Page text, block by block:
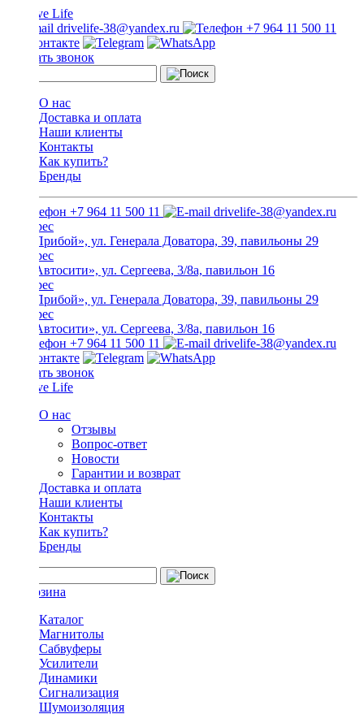
drivelife-38@yandex.ru +7 964 11 500 11
Заказать звонок
О нас
Доставка и оплата
Наши клиенты
Контакты
Как купить?
Бренды
+7 964 11 500 11 drivelife-38@yandex.ru
ТЦ «Прибой», ул. Генерала Доватора, 39, павильоны 29
ТЦ «Автосити», ул. Сергеева, 3/8а, павильон 16
ТЦ «Прибой», ул. Генерала Доватора, 39, павильоны 29
ТЦ «Автосити», ул. Сергеева, 3/8а, павильон 16
+7 964 11 500 11
drivelife-38@yandex.ru
Заказать звонок
О нас
Отзывы
Вопрос-ответ
Новости
Гарантии и возврат
Доставка и оплата
Наши клиенты
Контакты
Как купить?
Бренды
Каталог
Магнитолы
Сабвуферы
Усилители
Динамики
Сигнализация
Шумоизоляция